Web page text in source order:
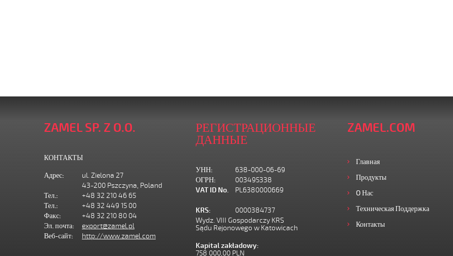
ZAMEL SP. Z O.O.
КОНТАКТЫ
Адрес:
ul. Zielona 27
43-200 Pszczyna, Poland
Тел.:
+48 32 210 46 65
Тел.:
+48 32 449 15 00
Факс:
+48 32 210 80 04
Эл. почта:
export@zamel.pl
Веб-сайт:
http://www.zamel.com
РЕГИСТРАЦИОННЫЕ
ДАННЫЕ
УНН:
638-000-06-69
ОГРН:
003495338
VAT ID No.
PL6380000669
KRS:
0000384737
Wydz. VIII Gospodarczy KRS
Sądu Rejonowego w Katowicach
Kapital zakładowy:
758 000,00 PLN
ZAMEL.COM
Главная
Продукты
O Нас
Техническая Поддержка
Контакты